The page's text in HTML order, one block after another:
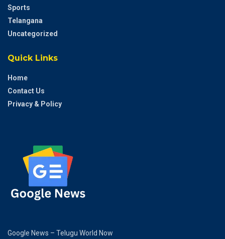
Sports
Telangana
Uncategorized
Quick Links
Home
Contact Us
Privacy & Policy
Google News – Telugu World Now